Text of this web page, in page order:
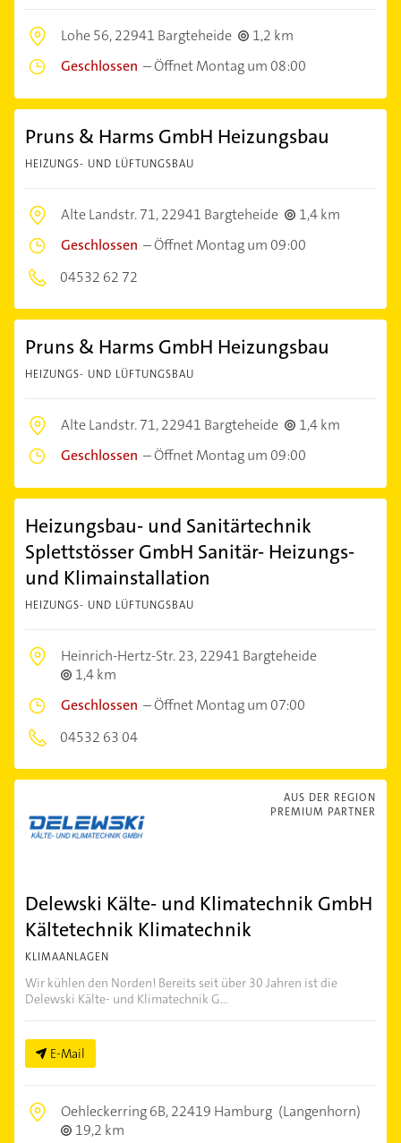
Lohe 56,22941 Bargteheide
1,2 km
Geschlossen –Öffnet Montag um 08:00
Pruns & Harms GmbH Heizungsbau
HEIZUNGS- UND LÜFTUNGSBAU
Alte Landstr. 71,22941 Bargteheide
1,4 km
Geschlossen –Öffnet Montag um 09:00
04532 62 72
Pruns & Harms GmbH Heizungsbau
HEIZUNGS- UND LÜFTUNGSBAU
Alte Landstr. 71,22941 Bargteheide
1,4 km
Geschlossen –Öffnet Montag um 09:00
Heizungsbau- und Sanitärtechnik
Splettstösser GmbH Sanitär- Heizungs-
und Klimainstallation
HEIZUNGS- UND LÜFTUNGSBAU
Heinrich-Hertz-Str. 23,22941 Bargteheide
1,4 km
Geschlossen –Öffnet Montag um 07:00
04532 63 04
AUS DER REGION
PREMIUM PARTNER
Delewski Kälte- und Klimatechnik GmbH
Kältetechnik Klimatechnik
KLIMAANLAGEN
Wir kühlen den Norden! Bereits seit über 30 Jahren ist die
Delewski Kälte- und Klimatechnik G...
E-Mail
Oehleckerring 6B,22419 Hamburg (Langenhorn)
19,2 km